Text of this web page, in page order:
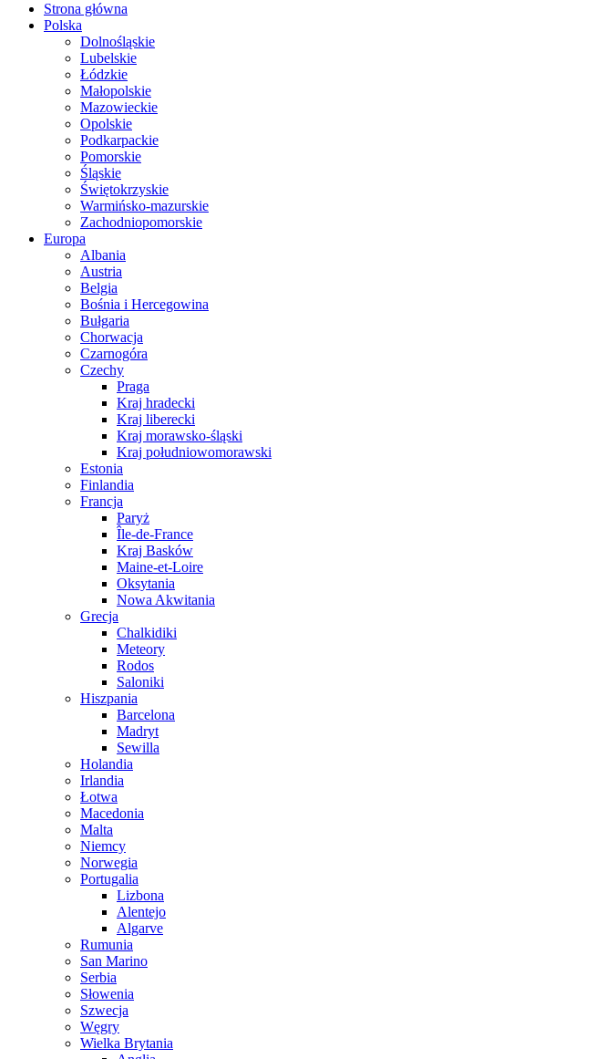
Strona główna
Polska
Dolnośląskie
Lubelskie
Łódzkie
Małopolskie
Mazowieckie
Opolskie
Podkarpackie
Pomorskie
Śląskie
Świętokrzyskie
Warmińsko-mazurskie
Zachodniopomorskie
Europa
Albania
Austria
Belgia
Bośnia i Hercegowina
Bułgaria
Chorwacja
Czarnogóra
Czechy
Praga
Kraj hradecki
Kraj liberecki
Kraj morawsko-śląski
Kraj południowomorawski
Estonia
Finlandia
Francja
Paryż
Île-de-France
Kraj Basków
Maine-et-Loire
Oksytania
Nowa Akwitania
Grecja
Chalkidiki
Meteory
Rodos
Saloniki
Hiszpania
Barcelona
Madryt
Sewilla
Holandia
Irlandia
Łotwa
Macedonia
Malta
Niemcy
Norwegia
Portugalia
Lizbona
Alentejo
Algarve
Rumunia
San Marino
Serbia
Słowenia
Szwecja
Węgry
Wielka Brytania